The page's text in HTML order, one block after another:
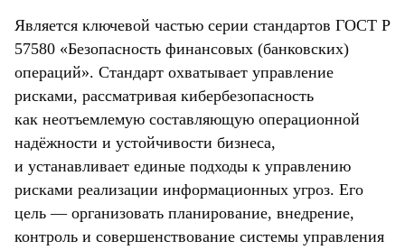
Является ключевой частью серии стандартов ГОСТ Р
57580 «Безопасность финансовых (банковских)
операций». Стандарт охватывает управление
рисками, рассматривая кибербезопасность
как неотъемлемую составляющую операционной
надёжности и устойчивости бизнеса,
и устанавливает единые подходы к управлению
рисками реализации информационных угроз. Его
цель — организовать планирование, внедрение,
контроль и совершенствование системы управления